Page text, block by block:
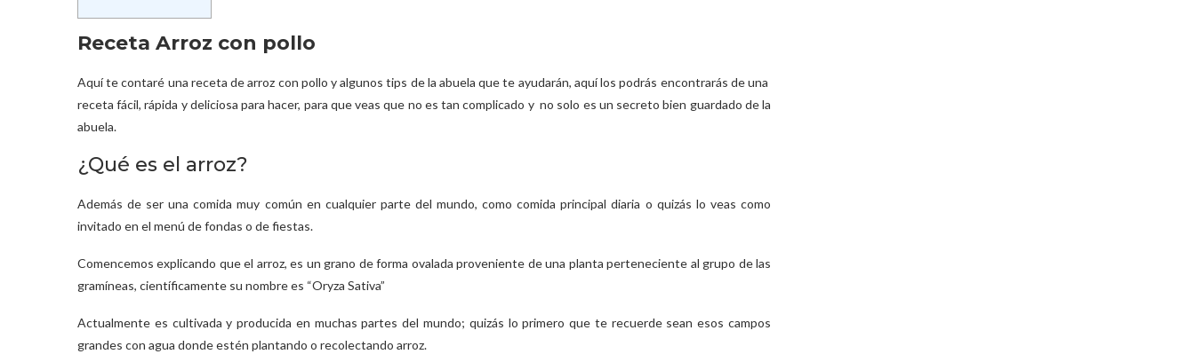
Receta Arroz con pollo
Aquí te contaré una receta de arroz con pollo y algunos tips de la abuela que te ayudarán, aquí los podrás encontrarás de una
receta fácil, rápida y deliciosa para hacer, para que veas que no es tan complicado y no solo es un secreto bien guardado de la
abuela.
¿Qué es el arroz?
Además de ser una comida muy común en cualquier parte del mundo, como comida principal diaria o quizás lo veas como
invitado en el menú de fondas o de fiestas.
Comencemos explicando que el arroz, es un grano de forma ovalada proveniente de una planta perteneciente al grupo de las
gramíneas, científicamente su nombre es “Oryza Sativa”
Actualmente es cultivada y producida en muchas partes del mundo; quizás lo primero que te recuerde sean esos campos
grandes con agua donde estén plantando o recolectando arroz.